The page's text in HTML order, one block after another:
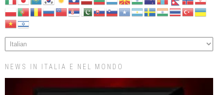
NEWS IN ITALIA E NEL MONDO